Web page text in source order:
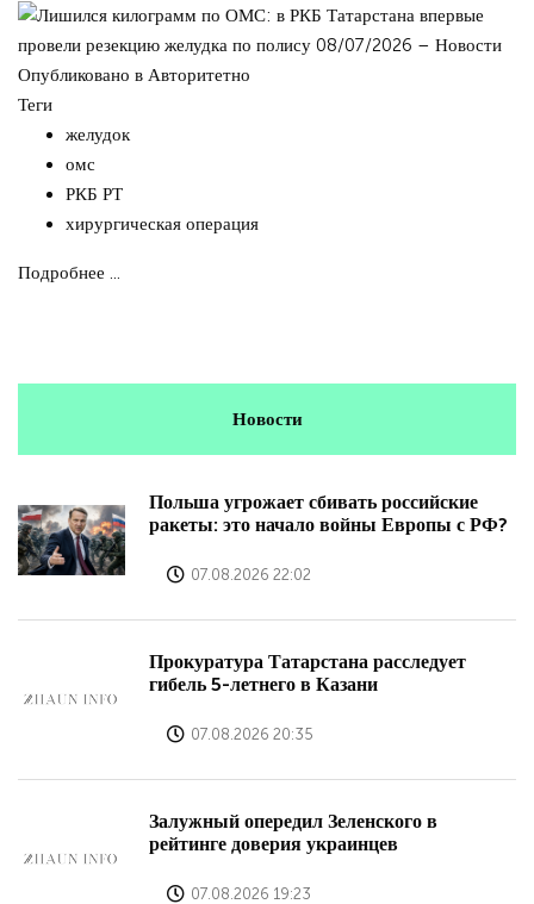
Опубликовано в Авторитетно
Теги
желудок
омс
РКБ РТ
хирургическая операция
Подробнее ...
Новости
Польша угрожает сбивать российские
ракеты: это начало войны Европы с РФ?
07.08.2026 22:02
Прокуратура Татарстана расследует
гибель 5-летнего в Казани
07.08.2026 20:35
Залужный опередил Зеленского в
рейтинге доверия украинцев
07.08.2026 19:23